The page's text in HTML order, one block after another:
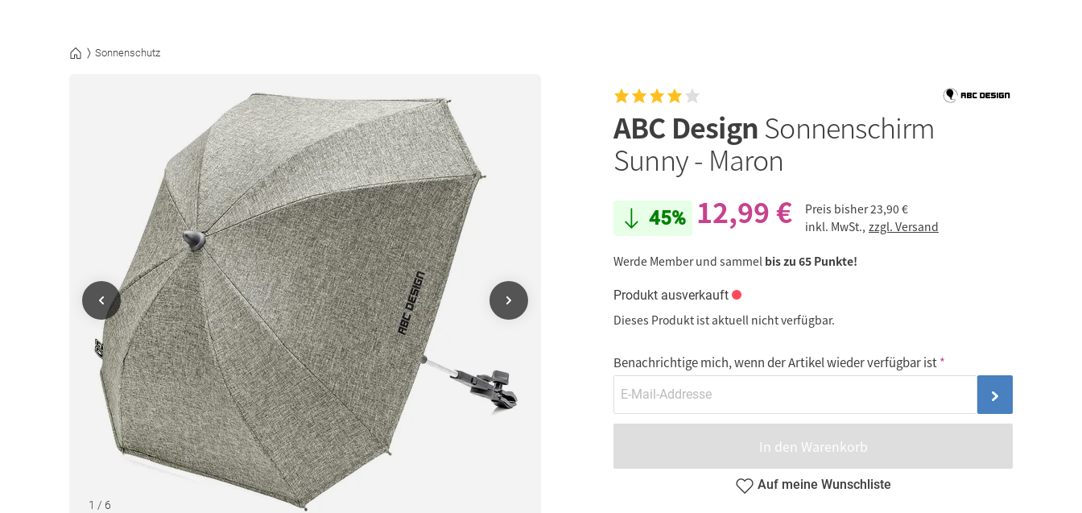
Sonnenschutz
1 / 6
ABC Design Sonnenschirm
Sunny - Maron
45% 12,99 € Preis bisher23,90 €
inkl. MwSt., zzgl. Versand
Werde Member und sammel bis zu 65 Punkte!
Produkt ausverkauft
Dieses Produkt ist aktuell nicht verfügbar.
Benachrichtige mich, wenn der Artikel wieder verfügbar ist
In den Warenkorb
Auf meine Wunschliste